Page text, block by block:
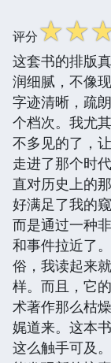
评分☆☆
这套书的排版
润细腻，不像
字迹清晰，疏
个档次。我尤
不多见的了，
走进了那个时
直对历史上的
好满足了我的
而是通过一种
和事件拉近了
俗，我读起来
样。而且，它
术著作那么枯
娓道来。这本
这么触手可及